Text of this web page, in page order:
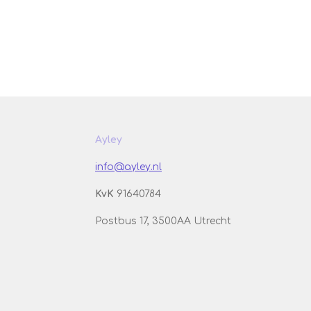
Ayley
info@ayley.nl
KvK 91640784
Postbus 17, 3500AA Utrecht